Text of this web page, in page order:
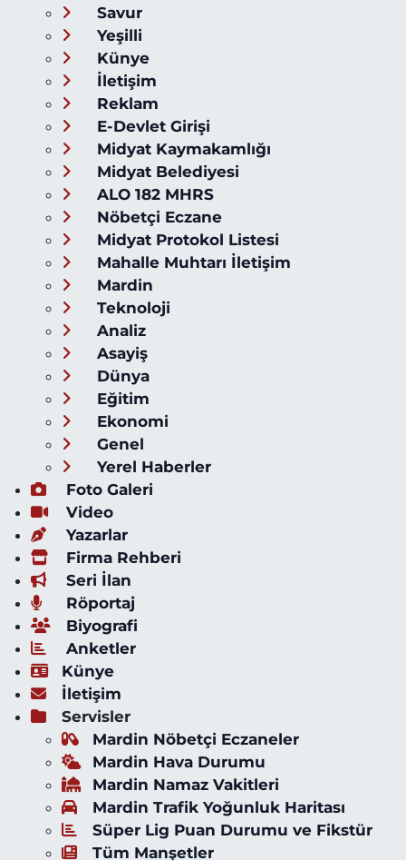
Savur
Yeşilli
Künye
İletişim
Reklam
E-Devlet Girişi
Midyat Kaymakamlığı
Midyat Belediyesi
ALO 182 MHRS
Nöbetçi Eczane
Midyat Protokol Listesi
Mahalle Muhtarı İletişim
Mardin
Teknoloji
Analiz
Asayiş
Dünya
Eğitim
Ekonomi
Genel
Yerel Haberler
Foto Galeri
Video
Yazarlar
Firma Rehberi
Seri İlan
Röportaj
Biyografi
Anketler
Künye
İletişim
Servisler
Mardin Nöbetçi Eczaneler
Mardin Hava Durumu
Mardin Namaz Vakitleri
Mardin Trafik Yoğunluk Haritası
Süper Lig Puan Durumu ve Fikstür
Tüm Manşetler